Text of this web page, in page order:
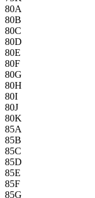
80A
80B
80C
80D
80E
80F
80G
80H
80I
80J
80K
85A
85B
85C
85D
85E
85F
85G